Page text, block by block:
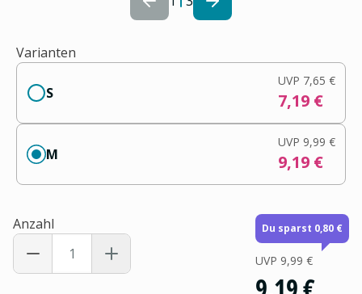
Varianten
S
UVP 7,65 €
7,19 €
M
UVP 9,99 €
9,19 €
Anzahl Du sparst 0,80 €
UVP 9,99 €